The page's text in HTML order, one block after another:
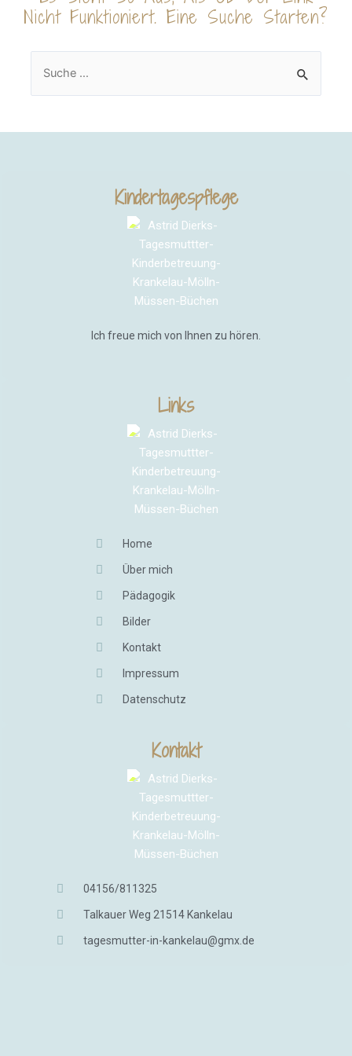
Nicht Funktioniert. Eine Suche Starten?
Kindertagespflege
Ich freue mich von Ihnen zu hören.
Links
Home
Über mich
Pädagogik
Bilder
Kontakt
Impressum
Datenschutz
Kontakt
04156/811325
Talkauer Weg 21514 Kankelau
tagesmutter-in-kankelau@gmx.de